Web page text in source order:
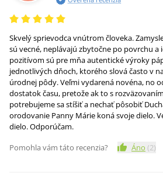
Skvelý sprievodca vnútrom človeka.
sú vecné, neplávajú zbytočne po povrchu a
pozitívom sú pre mňa autentické výroky
jednotlivých dňoch, ktorého slová často v
úrodnej pôdy. Veľmi vydarená novéna, no
dostatok času, pretože ak to s
potrebujeme sa stíšiť a nechať pôsobiť
orodovanie Panny Márie koná svoje dielo.
dielo. Odporúčam.
Pomohla vám táto recenzia?
Áno (2)